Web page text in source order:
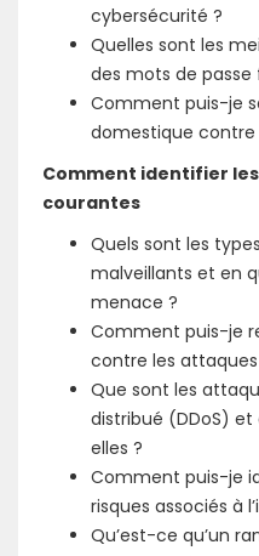
cybersécurité ?
Quelles sont les
des mots de passe
Comment puis-je
domestique
Comment identifier
courantes
Quels sont les
malveillants et en
menace ?
Comment puis-je
contre les
Que sont les
distribué (DDoS)
elles ?
Comment puis-je
risques associés à
Qu’est-ce qu’un